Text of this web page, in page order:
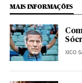
MAIS INFORMAÇÕES
XICO